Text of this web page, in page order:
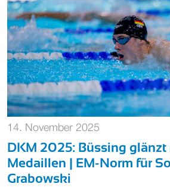
14. November 2025
DKM 2025: Büssing glänzt
Medaillen | EM-Norm für
Grabowski